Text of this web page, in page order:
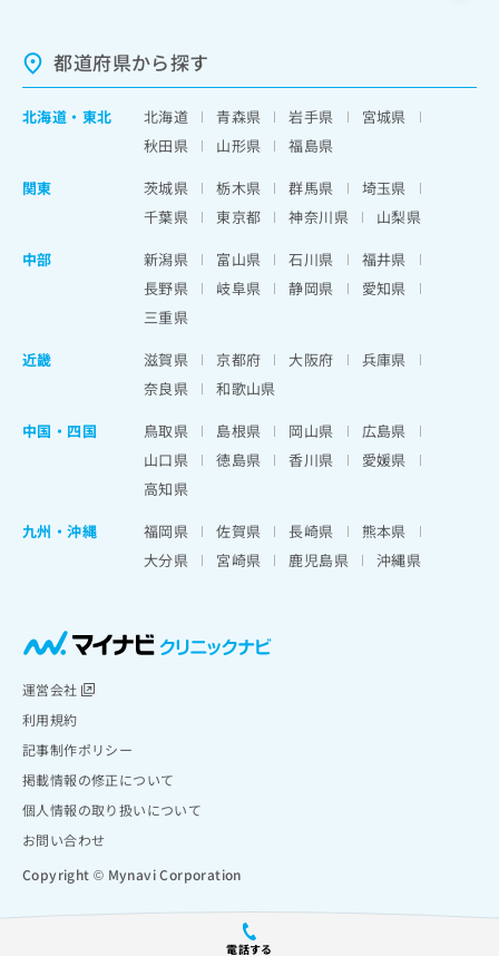
電話する
都道府県から探す
北海道 ・ 東北 北海道 青森県 岩手県
宮城県
秋田県
山形県
福島県
関東
茨城県 栃木県 群馬県
埼玉県
千葉県
東京都 神奈川県
山梨県
中部
新潟県 富山県 石川県
福井県
長野県
岐阜県 静岡県
愛知県
三重県
近畿
滋賀県 京都府 大阪府
兵庫県
奈良県
和歌山県
中国・四国
鳥取県 島根県 岡山県
広島県
山口県
徳島県 香川県
愛媛県
高知県
九州・沖縄
福岡県 佐賀県 長崎県
熊本県
大分県
宮崎県 鹿児島県 沖縄県
運営会社
利用規約
記事制作ポリシー
掲載情報の修正について
個人情報の取り扱いについて
お問い合わせ
Copyright © Mynavi Corporation